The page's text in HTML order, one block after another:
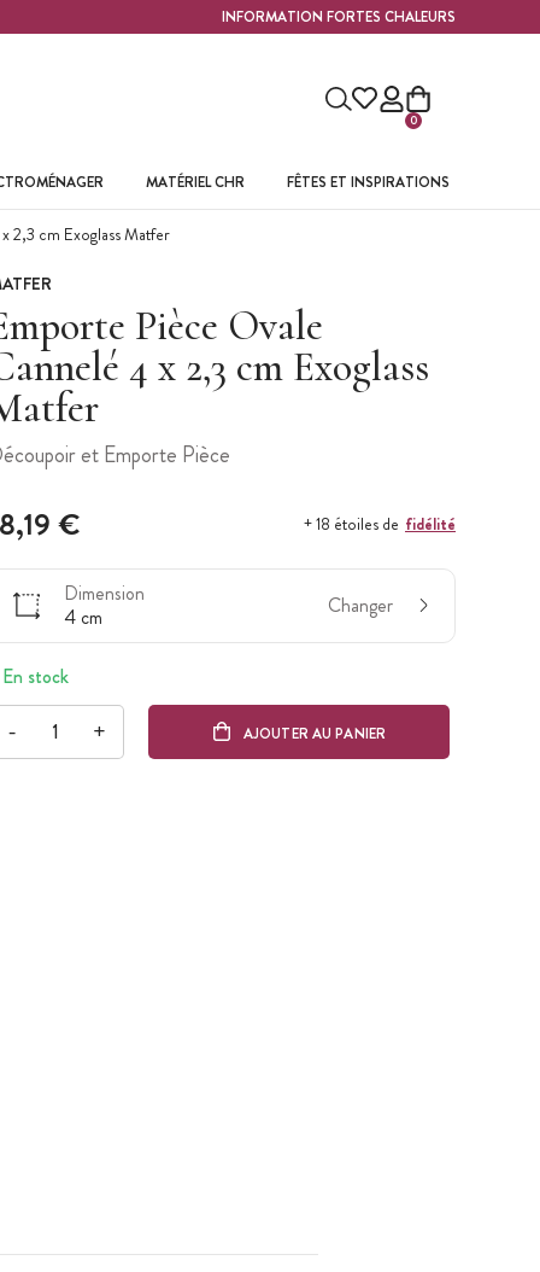
INFORMATION FORTES CHALEURS
0
MATÉRIEL CHR FÊTES ET INSPIRATIONS
2,3 cm Exoglass Matfer
Pièce Ovale
4 x 2,3 cm Exoglass
et Emporte Pièce
€ + 18 étoiles de fidélité
Dimension
4 cm
Changer
En stock
- + AJOUTER AU PANIER